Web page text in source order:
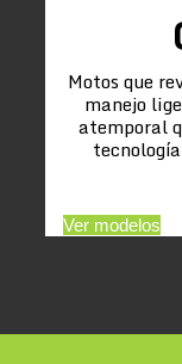
Motos que
manejo
atemporal
Ver modelos